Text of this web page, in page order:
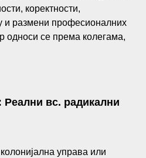
коректности,
и размени професионалних
односи се према колегама,
вс. радикални
управа или